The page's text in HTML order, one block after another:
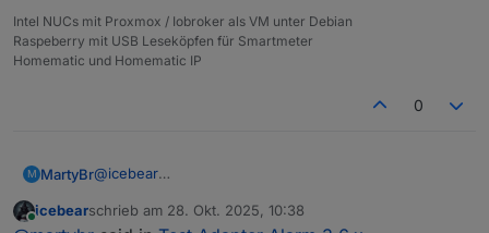
Intel NUCs mit Proxmox / Iobroker als VM unter Debian
Raspeberry mit USB Leseköpfen für Smartmeter
Homematic und Homematic IP
0
M MartyBr@icebear
öffnen der Tür der Alarm erst verzögert kommt, so
Wenn ich deine Frage richtig verstanden habe, dann
Online
icebearschrieb am 28. Okt. 2025, 10:38
zuletzt editiert von